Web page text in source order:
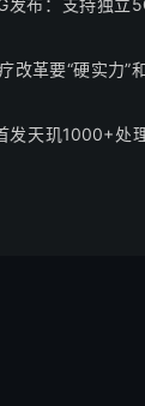
发布：支持独立
改革要“硬实力”
发天玑1000+处